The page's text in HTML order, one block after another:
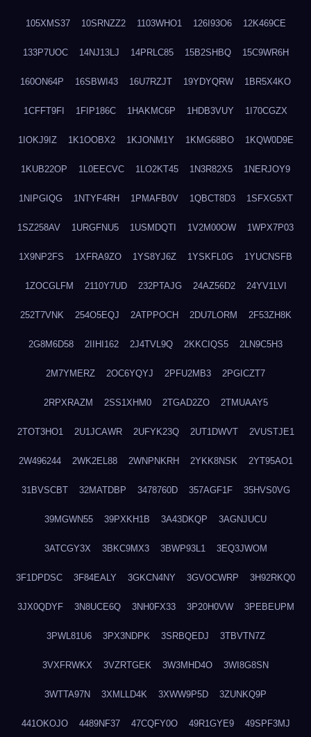
105XMS37 10SRNZZ2 1103WHO1 126I93O6 12K469CE
133P7UOC 14NJ13LJ 14PRLC85 15B2SHBQ 15C9WR6H
160ON64P 16SBWI43 16U7RZJT 19YDYQRW 1BR5X4KO
1CFFT9FI 1FIP186C 1HAKMC6P 1HDB3VUY 1I70CGZX
1IOKJ9IZ 1K1OOBX2 1KJONM1Y 1KMG68BO 1KQW0D9E
1KUB22OP 1L0EECVC 1LO2KT45 1N3R82X5 1NERJOY9
1NIPGIQG 1NTYF4RH 1PMAFB0V 1QBCT8D3 1SFXG5XT
1SZ258AV 1URGFNU5 1USMDQTI 1V2M00OW 1WPX7P03
1X9NP2FS 1XFRA9ZO 1YS8YJ6Z 1YSKFL0G 1YUCNSFB
1ZOCGLFM 2110Y7UD 232PTAJG 24AZ56D2 24YV1LVI
252T7VNK 254O5EQJ 2ATPPOCH 2DU7LORM 2F53ZH8K
2G8M6D58 2IIHI162 2J4TVL9Q 2KKCIQS5 2LN9C5H3
2M7YMERZ 2OC6YQYJ 2PFU2MB3 2PGICZT7
2RPXRAZM 2SS1XHM0 2TGAD2ZO 2TMUAAY5
2TOT3HO1 2U1JCAWR 2UFYK23Q 2UT1DWVT 2VUSTJE1
2W496244 2WK2EL88 2WNPNKRH 2YKK8NSK 2YT95AO1
31BVSCBT 32MATDBP 3478760D 357AGF1F 35HVS0VG
39MGWN55 39PXKH1B 3A43DKQP 3AGNJUCU
3ATCGY3X 3BKC9MX3 3BWP93L1 3EQ3JWOM
3F1DPDSC 3F84EALY 3GKCN4NY 3GVOCWRP 3H92RKQ0
3JX0QDYF 3N8UCE6Q 3NH0FX33 3P20H0VW 3PEBEUPM
3PWL81U6 3PX3NDPK 3SRBQEDJ 3TBVTN7Z
3VXFRWKX 3VZRTGEK 3W3MHD4O 3WI8G8SN
3WTTA97N 3XMLLD4K 3XWW9P5D 3ZUNKQ9P
441OKOJO 4489NF37 47CQFY0O 49R1GYE9 49SPF3MJ